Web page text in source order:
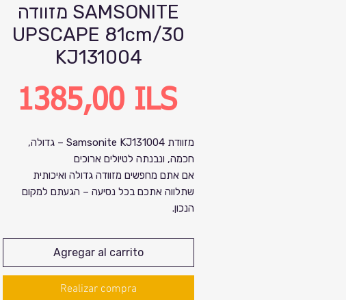
מזוודה SAMSONITE
UPSCAPE 81cm/30
KJ131004
1385,00 ILSPrecio
מזוודת Samsonite KJ131004 – גדולה,
חכמה, ונבנתה לטיולים ארוכים
אם אתם מחפשים מזוודה גדולה ואיכותית
שתלווה אתכם בכל נסיעה – הגעתם למקום
הנכון.
את השילוב המנצח שלנפח מרשים,גלגלים
חומר עמיד במיוחד, ויכולת
חכמה– כדי שתוכלו לארוז הכל ולנסוע בראש
Agregar al carrito
Realizar compra